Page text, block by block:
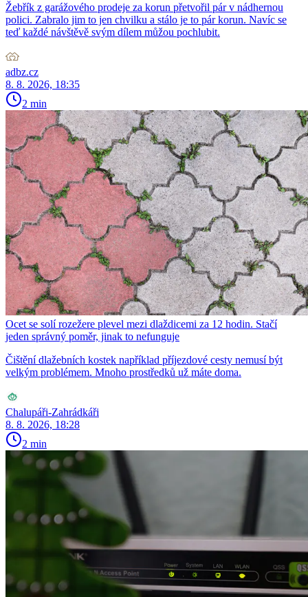
Žebřík z garážového prodeje za korun přetvořil pár v nádhernou
polici. Zabralo jim to jen chvilku a stálo je to pár korun. Navíc se
teď každé návštěvě svým dílem můžou pochlubit.
adbz.cz
8. 8. 2026, 18:35
2 min
Ocet se solí rozežere plevel mezi dlaždicemi za 12 hodin. Stačí
jeden správný poměr, jinak to nefunguje
Čištění dlažebních kostek například příjezdové cesty nemusí být
velkým problémem. Mnoho prostředků už máte doma.
Chalupáři-Zahrádkáři
8. 8. 2026, 18:28
2 min